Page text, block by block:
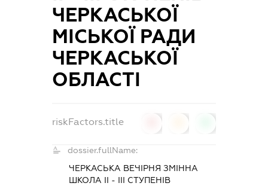
ЧЕРКАСЬКОЇ
МІСЬКОЇ РАДИ
ЧЕРКАСЬКОЇ
ОБЛАСТІ
riskFactors.title
dossier.fullName:
ЧЕРКАСЬКА ВЕЧІРНЯ ЗМІННА
ШКОЛА ІІ - ІІІ СТУПЕНІВ